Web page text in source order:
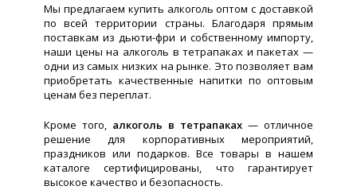
Мы предлагаем купить алкоголь оптом с доставкой
по всей территории страны. Благодаря прямым
поставкам из дьюти-фри и собственному импорту,
наши цены на алкоголь в тетрапаках и пакетах —
одни из самых низких на рынке. Это позволяет вам
приобретать качественные напитки по оптовым
ценам без переплат.
Кроме того, алкоголь в тетрапаках — отличное
решение для корпоративных мероприятий,
праздников или подарков. Все товары в нашем
каталоге сертифицированы, что гарантирует
высокое качество и безопасность.